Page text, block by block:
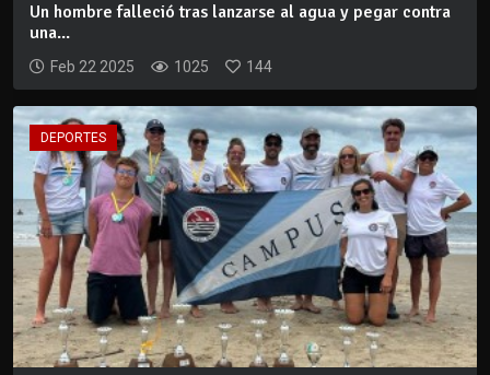
Un hombre falleció tras lanzarse al agua y pegar contra
una...
Feb 22 2025 1025 144
DEPORTES